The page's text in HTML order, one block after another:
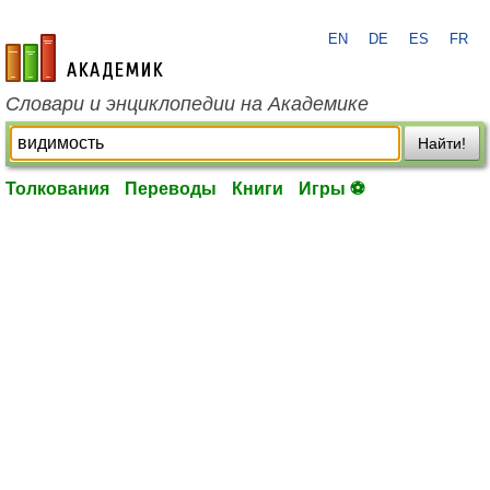
academic.ru
EN DE ES FR
Словари и энциклопедии на Академике
Найти!
Толкования Переводы Книги Игры ⚽